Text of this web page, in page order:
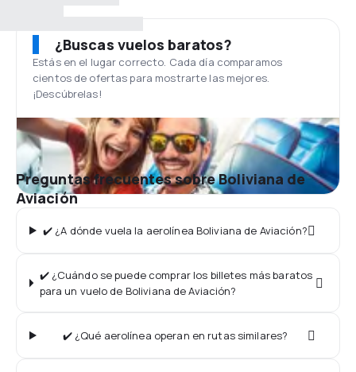
¿Buscas vuelos baratos?
Estás en el lugar correcto. Cada día comparamos
cientos de ofertas para mostrarte las mejores.
¡Descúbrelas!
Preguntas frecuentes sobre Boliviana de
Aviación
✔️ ¿A dónde vuela la aerolínea Boliviana de Aviación?
✔️ ¿Cuándo se puede comprar los billetes más baratos
para un vuelo de Boliviana de Aviación?
✔️ ¿Qué aerolínea operan en rutas similares?